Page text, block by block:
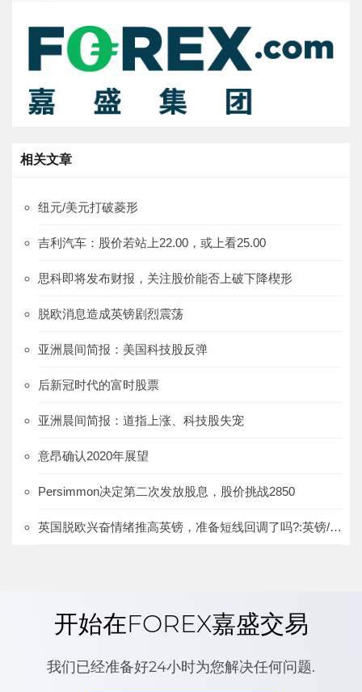
相关文章
纽元/美元打破菱形
吉利汽车：股价若站上22.00，或上看25.00
思科即将发布财报，关注股价能否上破下降楔形
脱欧消息造成英镑剧烈震荡
亚洲晨间简报：美国科技股反弹
后新冠时代的富时股票
亚洲晨间简报：道指上涨、科技股失宠
意昂确认2020年展望
Persimmon决定第二次发放股息，股价挑战2850
英国脱欧兴奋情绪推高英镑，准备短线回调了吗?:英镑/美元、欧元/英镑
开始在FOREX嘉盛交易
我们已经准备好24小时为您解决任何问题.